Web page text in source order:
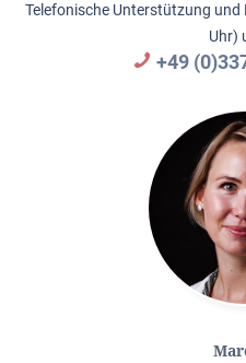
Telefonische Unterstützung
Uhr)
+49